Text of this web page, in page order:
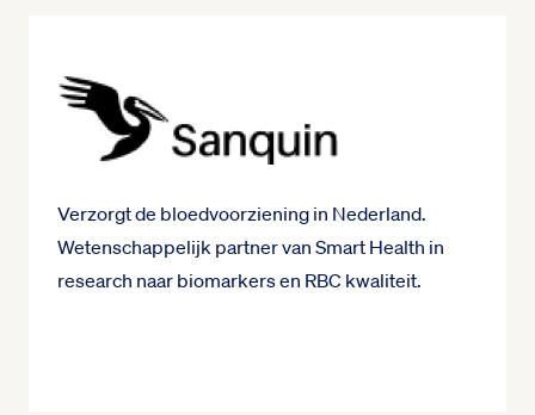
Verzorgt de bloedvoorziening in Nederland.
Wetenschappelijk partner van Smart Health in
research naar biomarkers en RBC kwaliteit.